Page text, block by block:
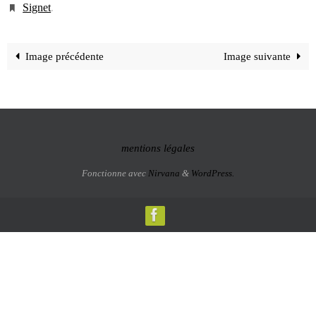
Signet.
Image précédente Image suivante
mentions légales
Fonctionne avec Nirvana & WordPress.